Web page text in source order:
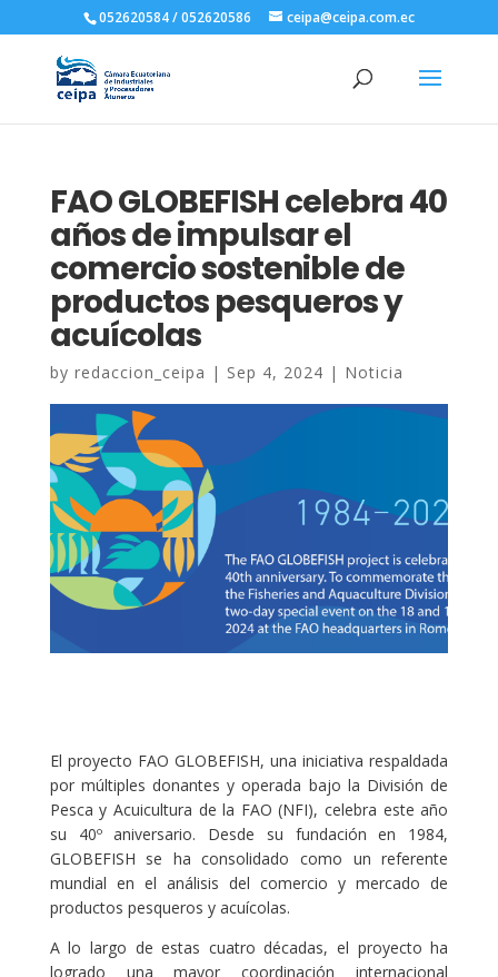
052620584 / 052620586 ceipa@ceipa.com.ec
FAO GLOBEFISH celebra 40
años de impulsar el
comercio sostenible de
productos pesqueros y
acuícolas
by redaccion_ceipa | Sep 4, 2024 | Noticia
El proyecto FAO GLOBEFISH, una iniciativa respaldada
por múltiples donantes y operada bajo la División de
Pesca y Acuicultura de la FAO (NFI), celebra este año
su 40º aniversario. Desde su fundación en 1984,
GLOBEFISH se ha consolidado como un referente
mundial en el análisis del comercio y mercado de
productos pesqueros y acuícolas.
A lo largo de estas cuatro décadas, el proyecto ha
logrado una mayor coordinación internacional